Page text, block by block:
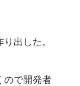
出した。
ので開発者